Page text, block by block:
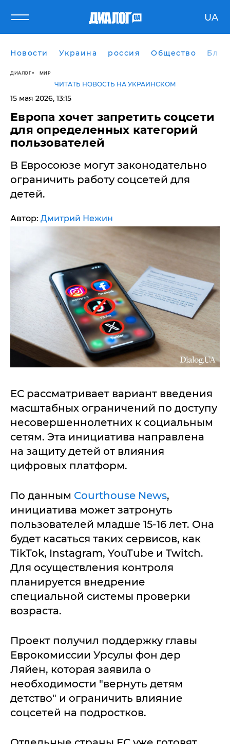
UA
Новости Украина россия Общество
ДИАЛОГ МИР
ЧИТАТЬ НОВОСТЬ НА УКРАИНСКОМ
15 мая 2026, 13:15
Европа хочет запретить соцсети
для определенных категорий
пользователей
В Евросоюзе могут законодательно
ограничить работу соцсетей для
детей.
Автор: Дмитрий Нежин
ЕС рассматривает вариант введения
масштабных ограничений по доступу
несовершеннолетних к социальным
сетям. Эта инициатива направлена
на защиту детей от влияния
цифровых платформ.
По данным Courthouse News,
инициатива может затронуть
пользователей младше 15-16 лет. Она
будет касаться таких сервисов, как
TikTok, Instagram, YouTube и Twitch.
Для осуществления контроля
планируется внедрение
специальной системы проверки
возраста.
Проект получил поддержку главы
Еврокомиссии Урсулы фон дер
Ляйен, которая заявила о
необходимости "вернуть детям
детство" и ограничить влияние
соцсетей на подростков.